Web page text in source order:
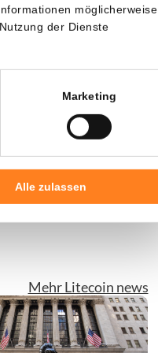
möglicherweise
der Dienste
Marketing
Alle zulassen
zum
%.
auf eine
neuen
3
Mehr Litecoin news